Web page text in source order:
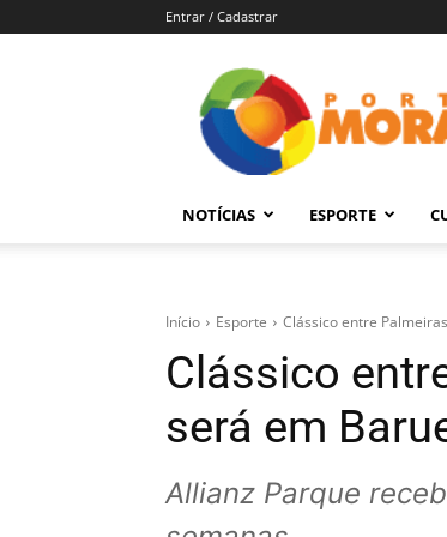
Entrar / Cadastrar
Morada
–
NOTÍCIAS ESPORTE
Início Esporte Clássico entre
Clássico
será em
Allianz Parque